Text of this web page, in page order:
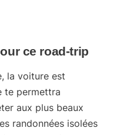
ce road-trip
la voiture est
te permettra
aux plus beaux
randonnées isolées